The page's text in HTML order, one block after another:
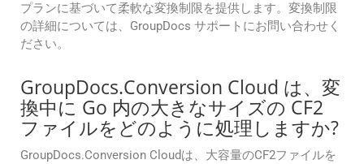
プランに基づいて柔軟な変換制限を提供します。変換制限
の詳細については、GroupDocs サポートにお問い合わせく
ださい。
GroupDocs.Conversion Cloud は、変
換中に Go 内の大きなサイズの CF2
ファイルをどのように処理しますか?
GroupDocs.Conversion Cloudは、大容量のCF2ファイルを